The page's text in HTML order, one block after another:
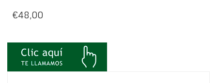
€48,00